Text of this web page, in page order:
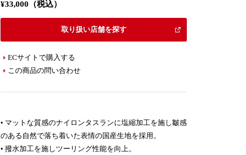
¥33,000（税込）
取り扱い店舗を探す
ECサイトで購入する
この商品の問い合わせ
• マットな質感のナイロンタスランに塩縮加工を施し皺感
のある自然で落ち着いた表情の国産生地を採用。
• 撥水加工を施しツーリング性能を向上。